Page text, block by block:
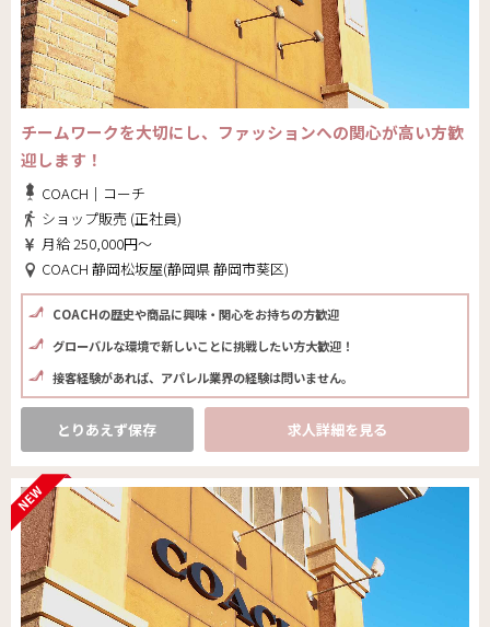
チームワークを大切にし、ファッションへの関心が高い方歓
迎します！
COACH｜コーチ
ショップ販売 (正社員)
月給 250,000円～
COACH 静岡松坂屋(静岡県 静岡市葵区)
COACHの歴史や商品に興味・関心をお持ちの方歓迎
グローバルな環境で新しいことに挑戦したい方大歓迎！
接客経験があれば、アパレル業界の経験は問いません。
とりあえず保存 求人詳細を見る